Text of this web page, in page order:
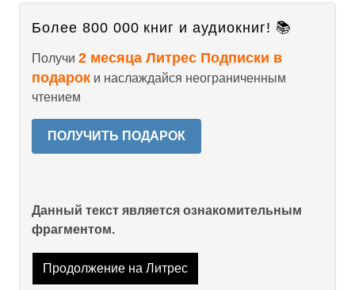
Более 800 000 книг и аудиокниг! 📚
Получи 2 месяца Литрес Подписки в
подарок и наслаждайся неограниченным
чтением
ПОЛУЧИТЬ ПОДАРОК
Данный текст является ознакомительным
фрагментом.
Продолжение на Литрес